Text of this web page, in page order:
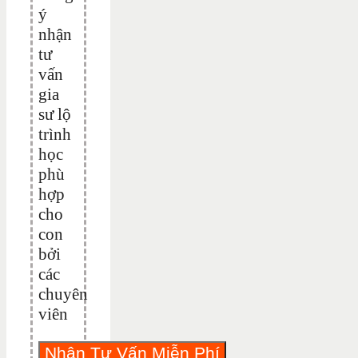
ý
nhận
tư
vấn
gia
sư lộ
trình
học
phù
hợp
cho
con
bởi
các
chuyên
viên